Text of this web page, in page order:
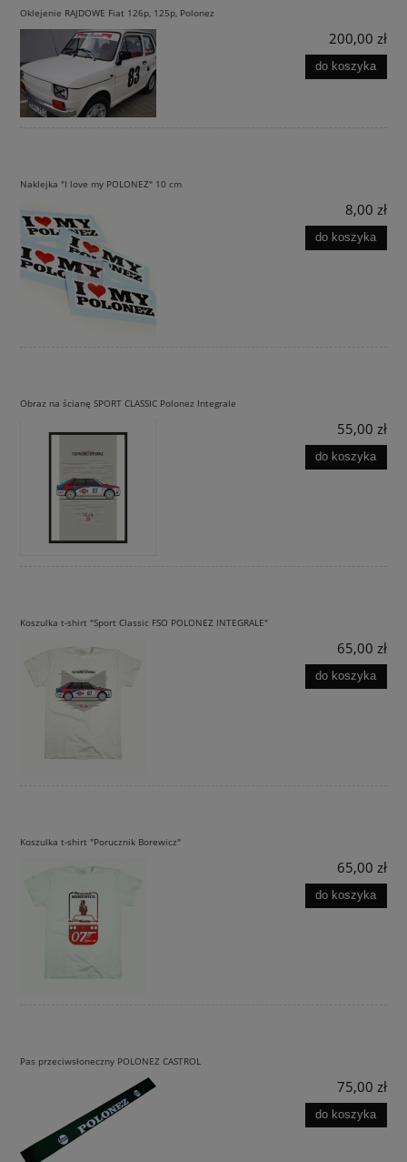
Oklejenie RAJDOWE Fiat 126p, 125p, Polonez
200,00 zł
do koszyka
Naklejka "I love my POLONEZ" 10 cm
8,00 zł
do koszyka
Obraz na ścianę SPORT CLASSIC Polonez Integrale
55,00 zł
do koszyka
Koszulka t-shirt "Sport Classic FSO POLONEZ INTEGRALE"
65,00 zł
do koszyka
Koszulka t-shirt "Porucznik Borewicz"
65,00 zł
do koszyka
Pas przeciwsłoneczny POLONEZ CASTROL
75,00 zł
do koszyka